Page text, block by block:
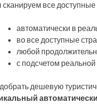
все
автоматически в
во все доступные
любой
с подсчетом
дешевую